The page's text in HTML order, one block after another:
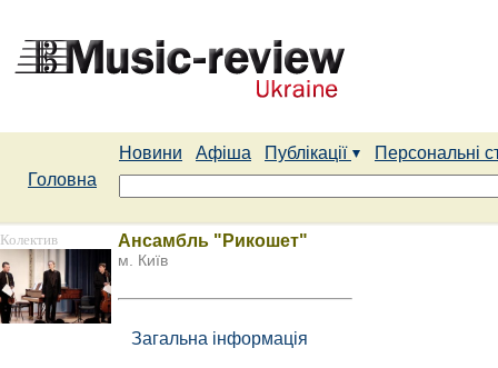
Новини Афіша Публікації
Персональні
Головна
Колектив Ансамбль "Рикошет"
м. Київ
Загальна інформація